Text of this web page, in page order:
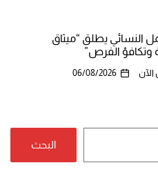
النسائي يطلق “ميثاق
وتكافؤ الفرص”
الآن 06/08/2026
البحث